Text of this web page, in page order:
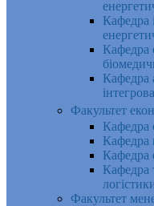
Кафедра
Кафедра
Кафедра
Факультет
Кафедра
Кафедра
Кафедра
Кафедра
Факультет